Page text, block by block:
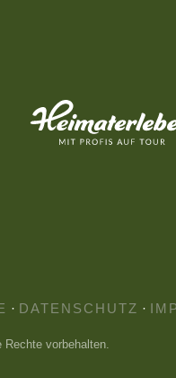
· DATENSCHUTZ ·
vorbehalten.